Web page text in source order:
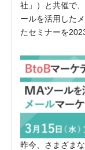
社」）と共催で
ールを活用した
たセミナーを
昨今、さまざま